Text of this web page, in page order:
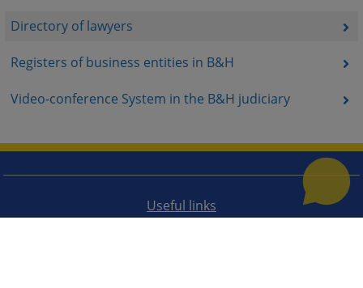
Directory of lawyers
Registers of business entities in B&H
Video-conference System in the B&H judiciary
Useful links